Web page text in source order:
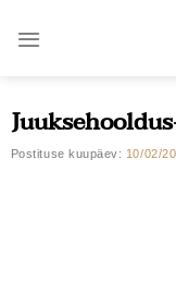
Postituse kuupäev: 10/02/